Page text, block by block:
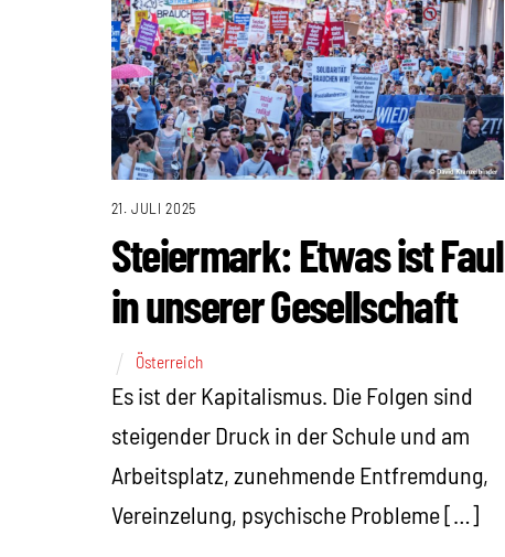
21. JULI 2025
Steiermark: Etwas ist Faul
in unserer Gesellschaft
Österreich
Es ist der Kapitalismus. Die Folgen sind
steigender Druck in der Schule und am
Arbeitsplatz, zunehmende Entfremdung,
Vereinzelung, psychische Probleme […]